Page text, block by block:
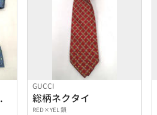
タイ
GUCCI
総柄ネクタイ
RED×YEL 鎖